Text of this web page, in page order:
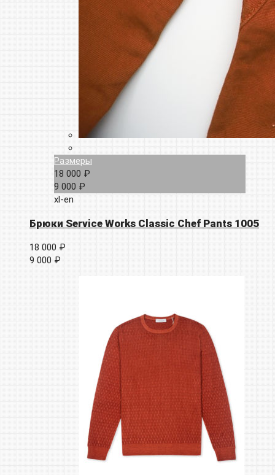
Размеры
18 000 ₽
9 000 ₽
xl-en
Брюки Service Works Classic Chef Pants 1005
18 000 ₽
9 000 ₽